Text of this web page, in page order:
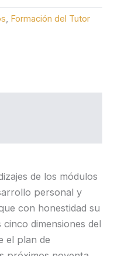
, Formación del Tutor
de los módulos
personal y
con honestidad su
dimensiones del
el plan de